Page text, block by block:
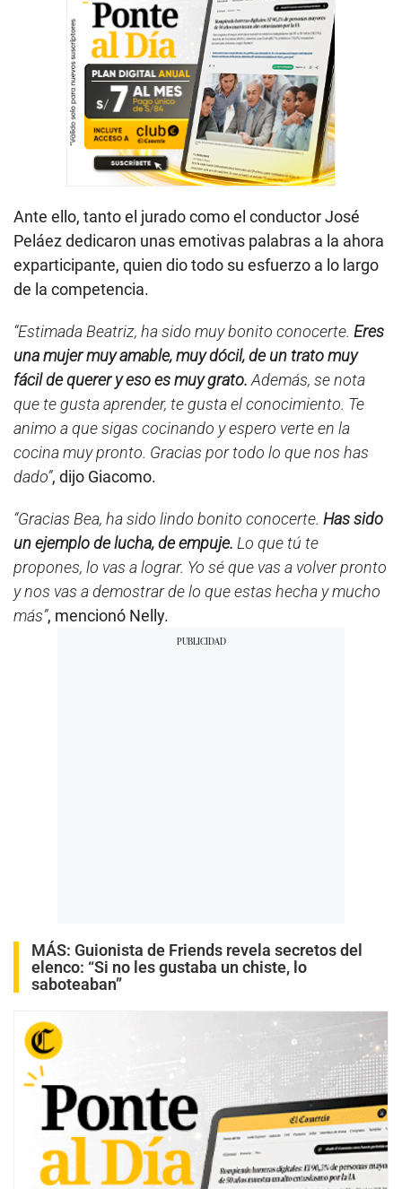
Ante ello, tanto el jurado como el conductor José
Peláez dedicaron unas emotivas palabras a la ahora
exparticipante, quien dio todo su esfuerzo a lo largo
de la competencia.
“Estimada Beatriz, ha sido muy bonito conocerte. Eres
una mujer muy amable, muy dócil, de un trato muy
fácil de querer y eso es muy grato. Además, se nota
que te gusta aprender, te gusta el conocimiento. Te
animo a que sigas cocinando y espero verte en la
cocina muy pronto. Gracias por todo lo que nos has
dado”, dijo Giacomo.
“Gracias Bea, ha sido lindo bonito conocerte. Has sido
un ejemplo de lucha, de empuje. Lo que tú te
propones, lo vas a lograr. Yo sé que vas a volver pronto
y nos vas a demostrar de lo que estas hecha y mucho
más”, mencionó Nelly.
MÁS: Guionista de Friends revela secretos del
elenco: “Si no les gustaba un chiste, lo
saboteaban”